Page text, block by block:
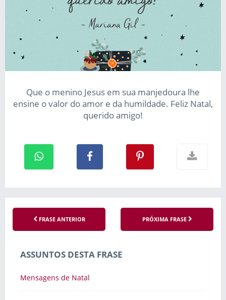
Que o menino Jesus em sua manjedoura lhe
ensine o valor do amor e da humildade. Feliz Natal,
querido amigo!
FRASE ANTERIOR PRÓXIMA FRASE
ASSUNTOS DESTA FRASE
Mensagens de Natal